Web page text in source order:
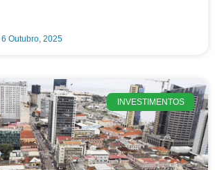
6 Outubro, 2025
INVESTIMENTOS